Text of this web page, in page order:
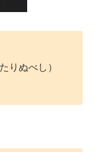
りぬべし）